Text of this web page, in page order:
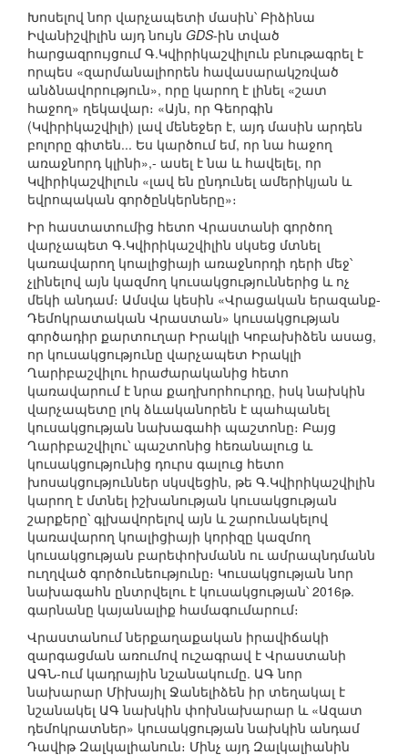
Խոսելով նոր վարչապետի մասին՝ Բիձինա
Իվանիշվիլին այդ նույն GDS-ին տված
հարցազրույցում Գ.Կվիրիկաշվիլուն բնութագրել է
որպես «զարմանալիորեն հավասարակշռված
անձնավորություն», որը կարող է լինել «շատ
հաջող» ղեկավար։ «Այն, որ Գեորգին
(Կվիրիկաշվիլի) լավ մենեջեր է, այդ մասին արդեն
բոլորը գիտեն... Ես կարծում եմ, որ նա հաջող
առաջնորդ կլինի»,- ասել է նա և հավելել, որ
Կվիրիկաշվիլուն «լավ են ընդունել ամերիկյան և
եվրոպական գործընկերները»։
Իր հաստատումից հետո Վրաստանի գործող
վարչապետ Գ.Կվիրիկաշվիլին սկսեց մտնել
կառավարող կոալիցիայի առաջնորդի դերի մեջ՝
չլինելով այն կազմող կուսակցություններից և ոչ
մեկի անդամ։ Ամսվա կեսին «Վրացական երազանք-
Դեմոկրատական Վրաստան» կուսակցության
գործադիր քարտուղար Իրակլի Կոբախիձեն ասաց,
որ կուսակցությունը վարչապետ Իրակլի
Ղարիբաշվիլու հրաժարականից հետո
կառավարում է նրա քաղխորհուրդը, իսկ նախկին
վարչապետը լոկ ձևականորեն է պահպանել
կուսակցության նախագահի պաշտոնը։ Բայց
Ղարիբաշվիլու՝ պաշտոնից հեռանալուց և
կուսակցությունից դուրս գալուց հետո
խոսակցություններ սկսվեցին, թե Գ.Կվիրիկաշվիլին
կարող է մտնել իշխանության կուսակցության
շարքերը՝ գլխավորելով այն և շարունակելով
կառավարող կոալիցիայի կորիզը կազմող
կուսակցության բարեփոխմանն ու ամրապնդմանն
ուղղված գործունեությունը։ Կուսակցության նոր
նախագահն ընտրվելու է կուսակցության՝ 2016թ.
գարնանը կայանալիք համագումարում։
Վրաստանում ներքաղաքական իրավիճակի
զարգացման առումով ուշագրավ է Վրաստանի
ԱԳՆ-ում կադրային նշանակումը. ԱԳ նոր
նախարար Միխայիլ Ջանելիձեն իր տեղակալ է
նշանակել ԱԳ նախկին փոխնախարար և «Ազատ
դեմոկրատներ» կուսակցության նախկին անդամ
Դավիթ Զալկալիանուն։ Մինչ այդ Զալկալիանին